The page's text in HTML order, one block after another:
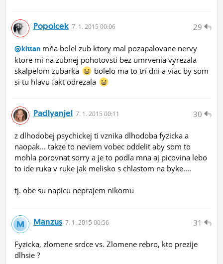
29
Popolcek 7. 1. 2015 00:06
@kittan mňa bolel zub ktory mal pozapalovane nervy
ktore mi na zubnej pohotovsti bez umrvenia vyrezala
skalpelom zubarka
bolelo ma to tri dni a viac by som
si tu hlavu fakt odrezala
30
Padlyanjel 7. 1. 2015 00:11
z dlhodobej psychickej ti vznika dlhodoba fyzicka a
naopak... takze to neviem vobec oddelit aby som to
mohla porovnat sorry a je to podla mna aj picovina lebo
to ide ruka v ruke jak melisko s chlastom na byke....
tj. obe su napicu neprajem nikomu
31
Manzus 7. 1. 2015 00:56
Fyzicka, zlomene srdce vs. Zlomene rebro, kto prezije
dlhsie ?